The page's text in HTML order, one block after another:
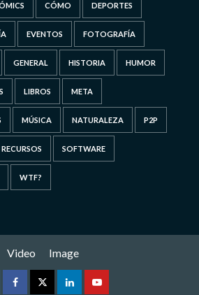
CÓMO DEPORTES
EVENTOS FOTOGRAFÍA
GENERAL HISTORIA HUMOR
LIBROS META
MÚSICA NATURALEZA P2P
RECURSOS SOFTWARE
WTF?
Video Image